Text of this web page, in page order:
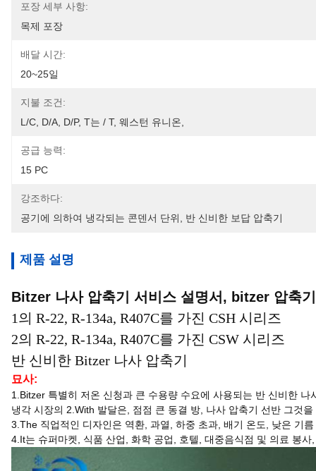
포장 세부 사항:
목제 포장
배달 시간:
20~25일
지불 조건:
L/C, D/A, D/P, T는 / T, 웨스턴 유니온,
공급 능력:
15 PC
강조하다:
공기에 의하여 냉각되는 콘덴서 단위
반 신비한 보답 압축기
제품 설명
Bitzer 나사 압축기 서비스 설명서, bitzer 압축
1의 R-22, R-134a, R407C를 가진 CSH 시리즈
2의 R-22, R-134a, R407C를 가진 CSW 시리즈
반 신비한 Bitzer 나사 압축기
묘사:
1.Bitzer 특별히 저온 신청과 큰 수용량 수요에 사용되는 반 신비한 나
냉각 시장의 2.With 발달은, 점점 큰 동결 방, 나사 압축기 선반 그것
3.The 직업적인 디자인은 역환, 과열, 하중 초과, 배기 온도, 낮은 기
4.It는 슈퍼마켓, 식품 산업, 화학 공업, 호텔, 대중음식점 및 의료 봉